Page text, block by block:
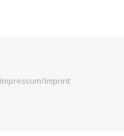
Impressum/Imprint